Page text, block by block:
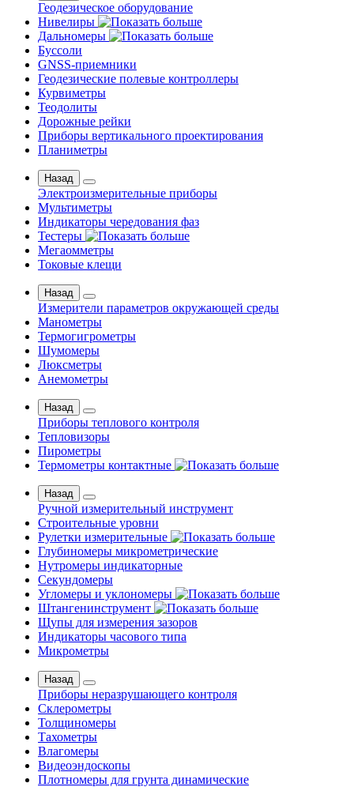
Геодезическое оборудование
Нивелиры
Дальномеры
Буссоли
GNSS-приемники
Геодезические полевые контроллеры
Курвиметры
Теодолиты
Дорожные рейки
Приборы вертикального проектирования
Планиметры
Назад
Электроизмерительные приборы
Мультиметры
Индикаторы чередования фаз
Тестеры
Мегаомметры
Токовые клещи
Назад
Измерители параметров окружающей среды
Манометры
Термогигрометры
Шумомеры
Люксметры
Анемометры
Назад
Приборы теплового контроля
Тепловизоры
Пирометры
Термометры контактные
Назад
Ручной измерительный инструмент
Строительные уровни
Рулетки измерительные
Глубиномеры микрометрические
Нутромеры индикаторные
Секундомеры
Угломеры и уклономеры
Штангенинструмент
Щупы для измерения зазоров
Индикаторы часового типа
Микрометры
Назад
Приборы неразрушающего контроля
Склерометры
Толщиномеры
Тахометры
Влагомеры
Видеоэндоскопы
Плотномеры для грунта динамические